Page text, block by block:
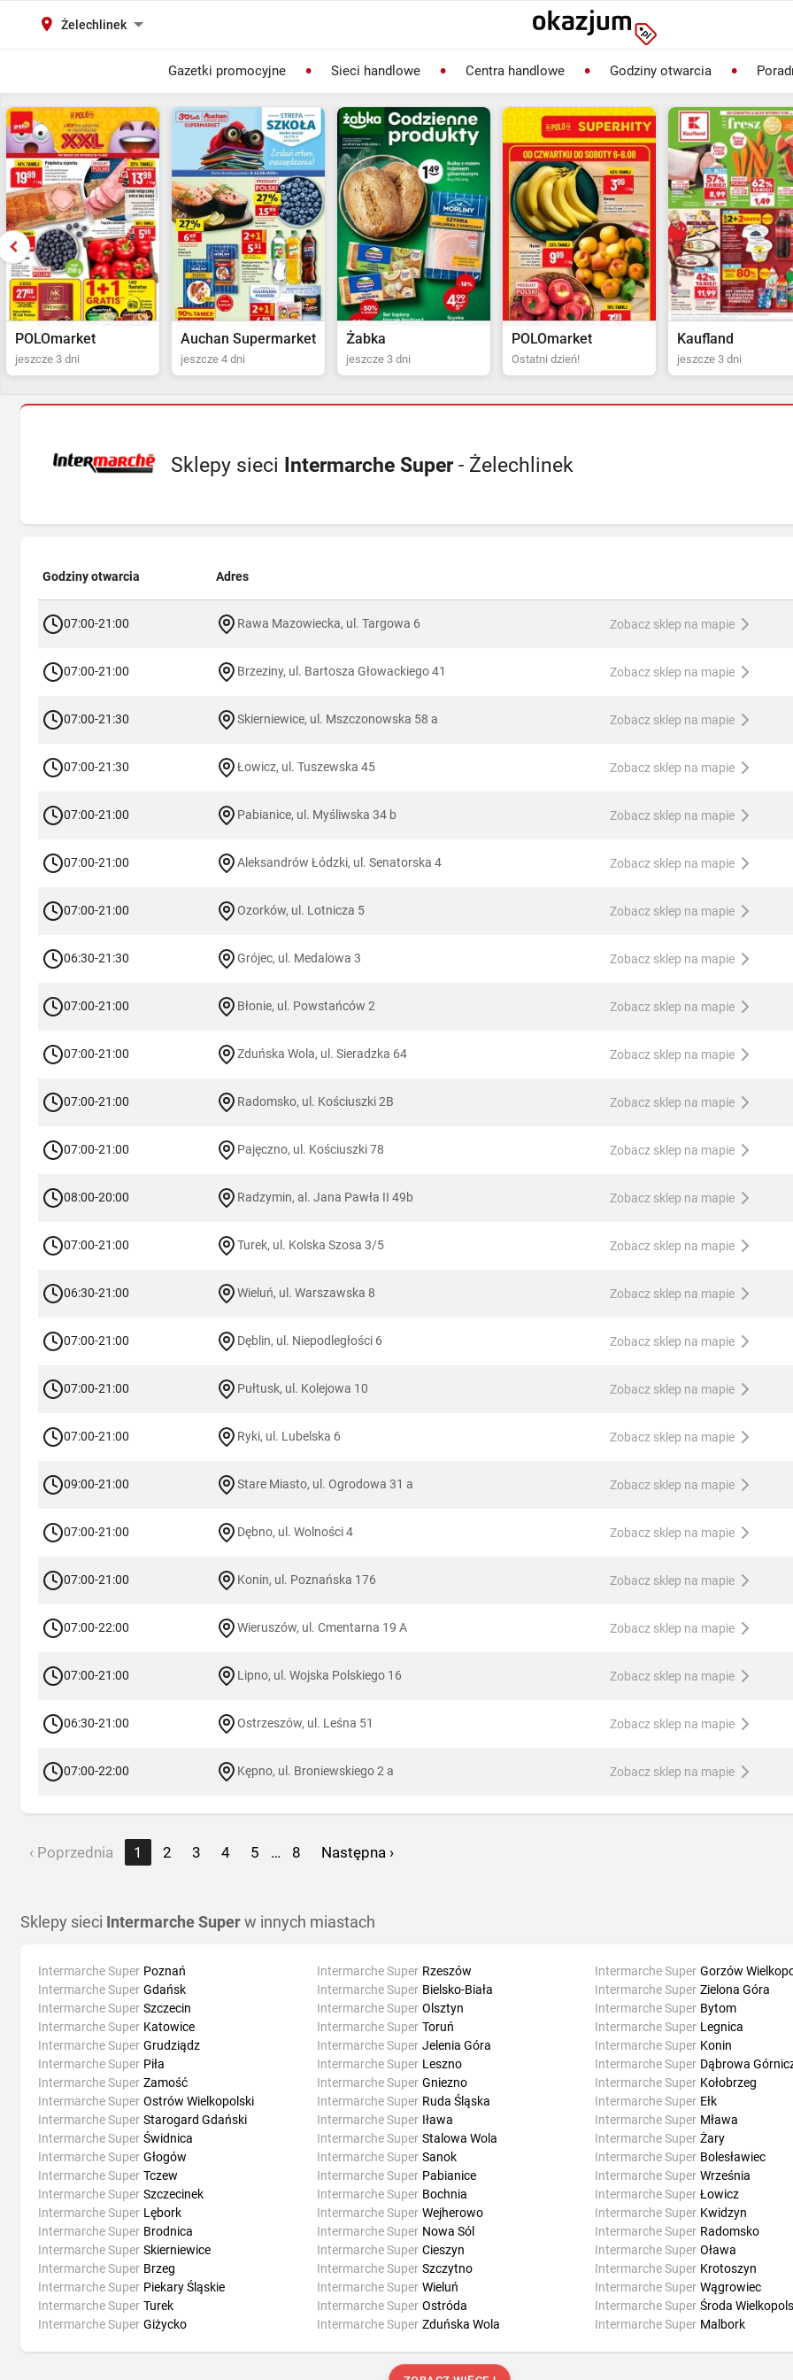
Żelechlinek
Gazetki promocyjne Sieci handlowe Centra handlowe Godziny otwarcia
Auchan Supermarket
jeszcze 4 dni
Żabka
jeszcze 3 dni
POLOmarket
Ostatni dzień!
Kaufland
jeszcze 3 dni
Biedronka
Ostatni dzień!
Sklepy sieci Intermarche Super - Żelechlinek
Godziny otwarcia Adres
07:00-21:00 Rawa Mazowiecka, ul. Targowa 6 Zobacz sklep na mapie
07:00-21:00 Brzeziny, ul. Bartosza Głowackiego 41 Zobacz sklep na mapie
07:00-21:30 Skierniewice, ul. Mszczonowska 58 a Zobacz sklep na mapie
07:00-21:30 Łowicz, ul. Tuszewska 45 Zobacz sklep na mapie
07:00-21:00 Pabianice, ul. Myśliwska 34 b Zobacz sklep na mapie
07:00-21:00 Aleksandrów Łódzki, ul. Senatorska 4 Zobacz sklep na mapie
07:00-21:00 Ozorków, ul. Lotnicza 5 Zobacz sklep na mapie
06:30-21:30 Grójec, ul. Medalowa 3 Zobacz sklep na mapie
07:00-21:00 Błonie, ul. Powstańców 2 Zobacz sklep na mapie
07:00-21:00 Zduńska Wola, ul. Sieradzka 64 Zobacz sklep na mapie
07:00-21:00 Radomsko, ul. Kościuszki 2B Zobacz sklep na mapie
07:00-21:00 Pajęczno, ul. Kościuszki 78 Zobacz sklep na mapie
08:00-20:00 Radzymin, al. Jana Pawła II 49b Zobacz sklep na mapie
07:00-21:00 Turek, ul. Kolska Szosa 3/5 Zobacz sklep na mapie
06:30-21:00 Wieluń, ul. Warszawska 8 Zobacz sklep na mapie
07:00-21:00 Dęblin, ul. Niepodległości 6 Zobacz sklep na mapie
07:00-21:00 Pułtusk, ul. Kolejowa 10 Zobacz sklep na mapie
07:00-21:00 Ryki, ul. Lubelska 6 Zobacz sklep na mapie
09:00-21:00 Stare Miasto, ul. Ogrodowa 31 a Zobacz sklep na mapie
07:00-21:00 Dębno, ul. Wolności 4 Zobacz sklep na mapie
07:00-21:00 Konin, ul. Poznańska 176 Zobacz sklep na mapie
07:00-22:00 Wieruszów, ul. Cmentarna 19 A Zobacz sklep na mapie
07:00-21:00 Lipno, ul. Wojska Polskiego 16 Zobacz sklep na mapie
06:30-21:00 Ostrzeszów, ul. Leśna 51 Zobacz sklep na mapie
07:00-22:00 Kępno, ul. Broniewskiego 2 a Zobacz sklep na mapie
‹ Poprzednia 1 2 3 4 5 … 8 Następna ›
Sklepy sieci Intermarche Super w innych miastach
Intermarche Super Poznań
Intermarche Super Gdańsk
Intermarche Super Szczecin
Intermarche Super Katowice
Intermarche Super Rzeszów
Intermarche Super Bielsko-Biała
Intermarche Super Olsztyn
Intermarche Super Toruń
Intermarche Super Gorzów
Intermarche Super Zielona Góra
Intermarche Super Bytom
Intermarche Super Legnica
Intermarche Super Grudziądz
Intermarche Super Piła
Intermarche Super Zamość
Intermarche Super Ostrów Wielkopolski
Intermarche Super Jelenia Góra
Intermarche Super Leszno
Intermarche Super Gniezno
Intermarche Super Ruda Śląska
Intermarche Super Konin
Intermarche Super Dąbrowa
Intermarche Super Kołobrzeg
Intermarche Super Ełk
Intermarche Super Starogard Gdański
Intermarche Super Świdnica
Intermarche Super Głogów
Intermarche Super Tczew
Intermarche Super Iława
Intermarche Super Stalowa Wola
Intermarche Super Sanok
Intermarche Super Pabianice
Intermarche Super Mława
Intermarche Super Żary
Intermarche Super Bolesławiec
Intermarche Super Września
Intermarche Super Szczecinek
Intermarche Super Lębork
Intermarche Super Brodnica
Intermarche Super Skierniewice
Intermarche Super Bochnia
Intermarche Super Wejherowo
Intermarche Super Nowa Sól
Intermarche Super Cieszyn
Intermarche Super Łowicz
Intermarche Super Kwidzyn
Intermarche Super Radomsko
Intermarche Super Oława
Intermarche Super Brzeg
Intermarche Super Piekary Śląskie
Intermarche Super Turek
Intermarche Super Giżycko
Intermarche Super Szczytno
Intermarche Super Wieluń
Intermarche Super Ostróda
Intermarche Super Zduńska Wola
Intermarche Super Krotoszyn
Intermarche Super Wągrowiec
Intermarche Super Środa
Intermarche Super Malbork